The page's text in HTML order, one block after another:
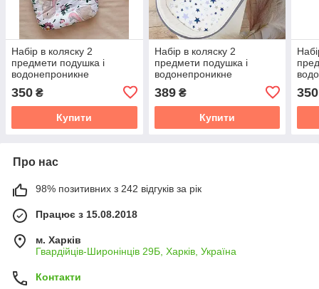
Набір в коляску 2
предмети подушка і
водонепроникне
простирадло на резинці
комплект постільної
білизни в дитячий візок
350 ₴
Купити
Набір в коляску 2
предмети подушка і
водонепроникне
простирадло на резинці
комплект постільної
білизни в дитячий візок
389₴
Купити
350
Про нас
98% позитивних з 242 відгуків за рік
Працює з 15.08.2018
м. Харків
Гвардійців-Широнінців 29Б, Харків, Україна
Контакти